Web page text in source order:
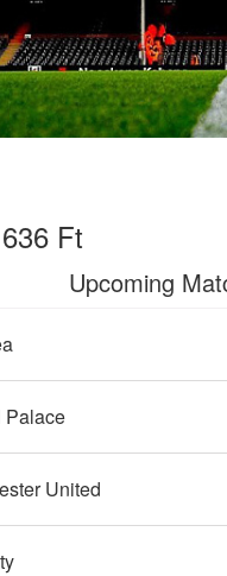
Ft
Upcoming
Palace
United